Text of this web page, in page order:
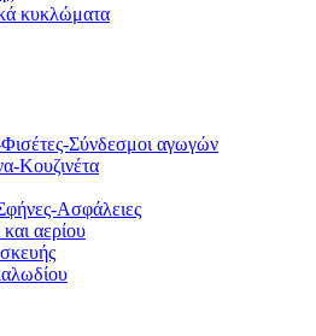
κυκλώματα
Σύνδεσμοι αγωγών
Κουζινέτα
Ασφάλειες
αερίου